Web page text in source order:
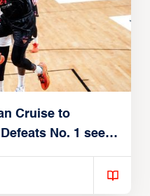
Cruise to
No. 1 seed